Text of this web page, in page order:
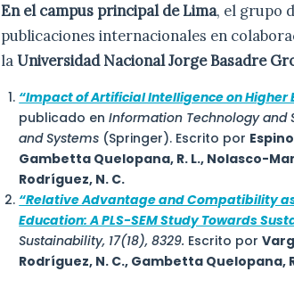
En el campus principal de Lima, el grupo
publicaciones internacionales en
laUniversidad Nacional Jorge Basadre
“Impact of Artificial Intelligence on
publicado enInformation Technology and
and Systems (Springer). Escrito por
Gambetta Quelopana, R. L., Nolasco-
Rodríguez, N. C.
“Relative Advantage and Compatibility
Education: A PLS-SEM Study Towards
Sustainability, 17(18), 8329. Escrito por
Rodríguez, N. C., Gambetta Quelopana,